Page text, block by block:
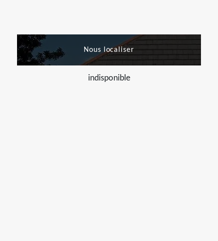
Nous localiser
indisponible